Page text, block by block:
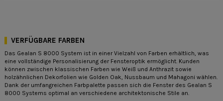
VERFÜGBARE FARBEN
Das Gealan S 8000 System ist in einer Vielzahl von Farben erhältlich, was
eine vollständige Personalisierung der Fensteroptik ermöglicht. Kunden
können zwischen klassischen Farben wie Weiß und Anthrazit sowie
holzähnlichen Dekorfolien wie Golden Oak, Nussbaum und Mahagoni wählen.
Dank der umfangreichen Farbpalette passen sich die Fenster des Gealan S
8000 Systems optimal an verschiedene architektonische Stile an.